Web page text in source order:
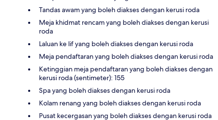
Tandas awam yang boleh diakses dengan kerusi roda
Meja khidmat rencam yang boleh diakses dengan kerusi
roda
Laluan ke lif yang boleh diakses dengan kerusi roda
Meja pendaftaran yang boleh diakses dengan kerusi roda
Ketinggian meja pendaftaran yang boleh diakses dengan
kerusi roda (sentimeter): 155
Spa yang boleh diakses dengan kerusi roda
Kolam renang yang boleh diakses dengan kerusi roda
Pusat kecergasan yang boleh diakses dengan kerusi roda